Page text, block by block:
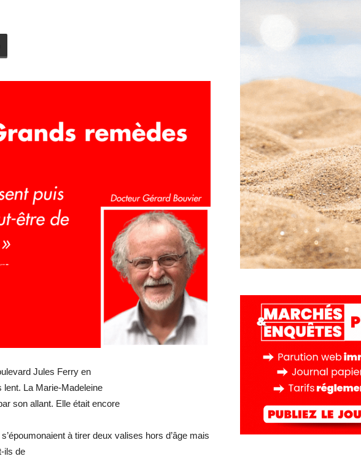
l'info
locale
Jules Ferry en
lent. La Marie-Madeleine
son allant. Elle était encore
à tirer deux valises hors d’âge mais
ils de